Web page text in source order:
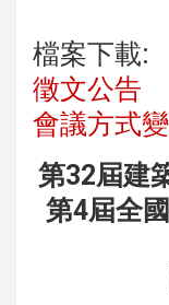
檔案下載:
徵文公告
會議方式
第32屆建
第4屆全